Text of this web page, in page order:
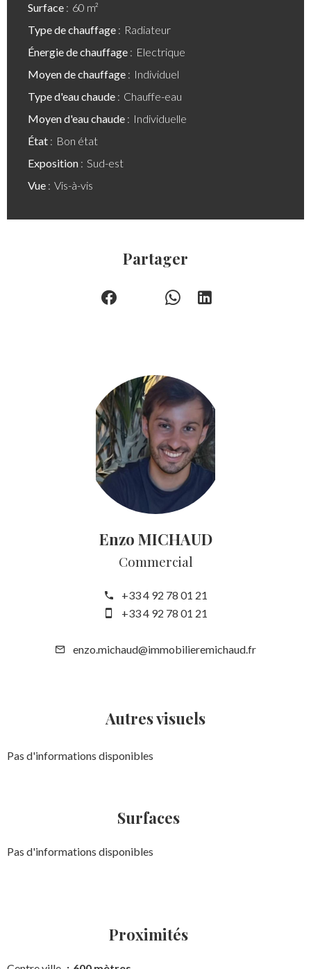
Surface
60 m²
Type de chauffage
Radiateur
Énergie de chauffage
Electrique
Moyen de chauffage
Individuel
Type d'eau chaude
Chauffe-eau
Moyen d'eau chaude
Individuelle
État
Bon état
Exposition
Sud-est
Vue
Vis-à-vis
Partager
Enzo MICHAUD
Commercial
+33 4 92 78 01 21
+33 4 92 78 01 21
enzo.michaud@immobilieremichaud.fr
Autres visuels
Pas d'informations disponibles
Surfaces
Pas d'informations disponibles
Proximités